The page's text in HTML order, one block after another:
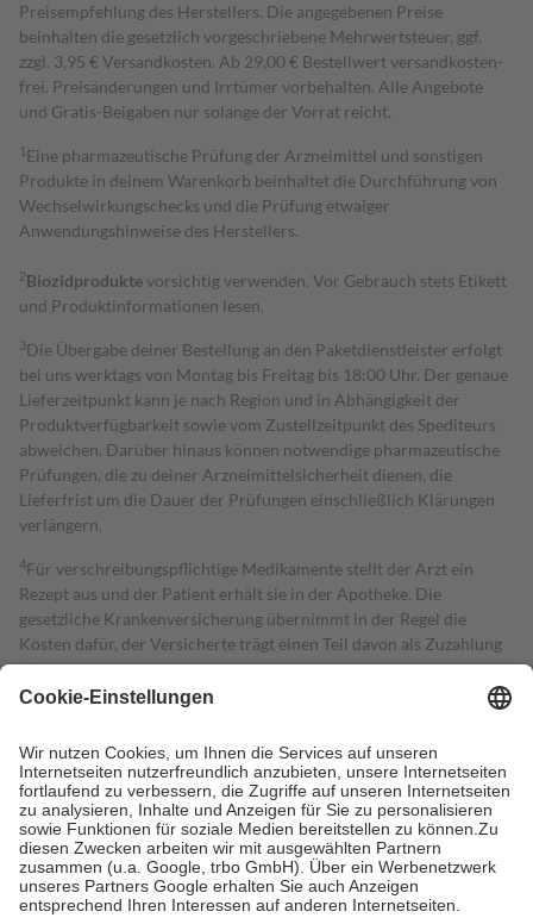
Preisempfehlung des Herstellers. Die angegebenen Preise
beinhalten die gesetzlich vorgeschriebene Mehrwertsteuer, ggf.
zzgl. 3,95 € Versandkosten. Ab 29,00 € Bestell­wert versand­kosten­
frei. Preisänderungen und Irrtümer vorbehalten. Alle Angebote
und Gratis-Beigaben nur solange der Vorrat reicht.
1 Eine pharmazeutische Prüfung der Arzneimittel und sonstigen
Produkte in deinem Warenkorb beinhaltet die Durchführung von
Wechselwirkungschecks und die Prüfung etwaiger
Anwendungshinweise des Herstellers.
2Biozidproduktevorsichtig verwenden. Vor Gebrauch stets Etikett
und Produktinformationen lesen.
3Die Übergabe deiner Bestellung an den Paketdienstleister erfolgt
bei uns werktags von Montag bis Freitag bis 18:00 Uhr. Der genaue
Lieferzeitpunkt kann je nach Region und in Abhängigkeit der
Produktverfügbarkeit sowie vom Zustellzeitpunkt des Spediteurs
abweichen. Darüber hinaus können notwendige pharmazeutische
Prüfungen, die zu deiner Arzneimittelsicherheit dienen, die
Lieferfrist um die Dauer der Prüfungen einschließlich Klärungen
verlängern.
4Für verschreibungspflichtige Medikamente stellt der Arzt ein
Rezept aus und der Patient erhält sie in der Apotheke. Die
gesetzliche Krankenversicherung übernimmt in der Regel die
Kosten dafür, der Versicherte trägt einen Teil davon als Zuzahlung
mit.
Grundsätzlich leisten Mitglieder Zuzahlungen in Höhe von zehn
höchstens zehn Euro.
Es sind jedoch nie mehr als die tatsächlichen
Kosten der Leistung zu entrichten.
Diese Regeln gelten grundsätzlich auch für Online-Apotheken.
Bei Heilmitteln und häuslicher Krankenpflege beträgt die
Zuzahlung zehn Prozent der Kosten sowie zehn Euro je
Verordnung.
Um das Engagement der Versicherten für ihre eigene Gesundheit zu
stärken und die besondere Stellung der Familie zu unterstützen,